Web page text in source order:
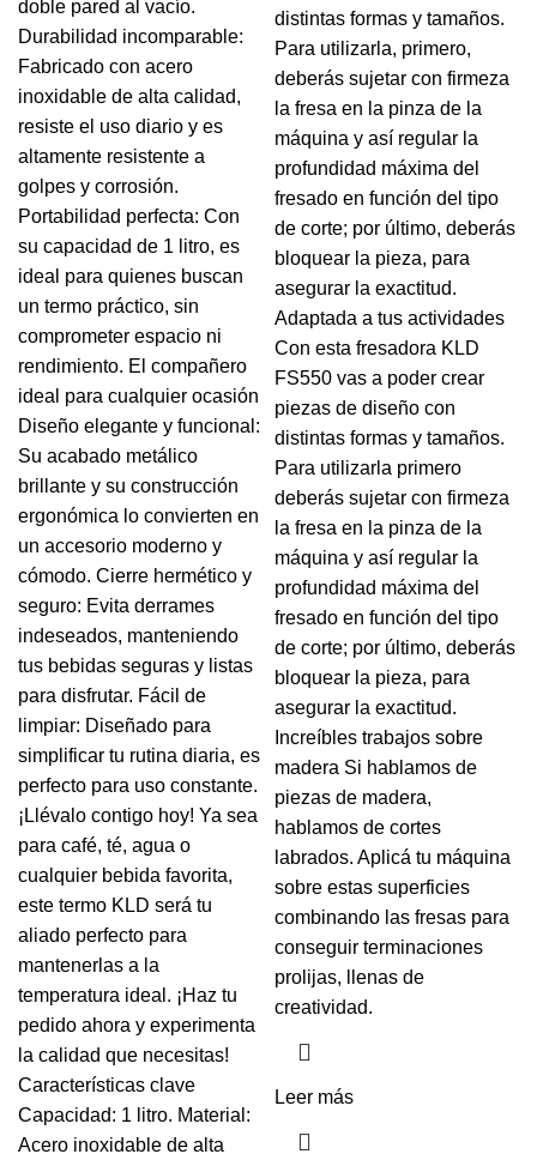
doble pared al vacío.
Durabilidad incomparable:
Fabricado con acero
inoxidable de alta calidad,
resiste el uso diario y es
altamente resistente a
golpes y corrosión.
Portabilidad perfecta: Con
su capacidad de 1 litro, es
ideal para quienes buscan
un termo práctico, sin
comprometer espacio ni
rendimiento. El compañero
ideal para cualquier ocasión
Diseño elegante y funcional:
Su acabado metálico
brillante y su construcción
ergonómica lo convierten en
un accesorio moderno y
cómodo. Cierre hermético y
seguro: Evita derrames
indeseados, manteniendo
tus bebidas seguras y listas
para disfrutar. Fácil de
limpiar: Diseñado para
simplificar tu rutina diaria, es
perfecto para uso constante.
¡Llévalo contigo hoy! Ya sea
para café, té, agua o
cualquier bebida favorita,
este termo KLD será tu
aliado perfecto para
mantenerlas a la
temperatura ideal. ¡Haz tu
pedido ahora y experimenta
la calidad que necesitas!
Características clave
Capacidad: 1 litro. Material:
Acero inoxidable de alta
distintas formas y tamaños.
Para utilizarla, primero,
deberás sujetar con firmeza
la fresa en la pinza de la
máquina y así regular la
profundidad máxima del
fresado en función del tipo
de corte; por último, deberás
bloquear la pieza, para
asegurar la exactitud.
Adaptada a tus actividades
Con esta fresadora KLD
FS550 vas a poder crear
piezas de diseño con
distintas formas y tamaños.
Para utilizarla primero
deberás sujetar con firmeza
la fresa en la pinza de la
máquina y así regular la
profundidad máxima del
fresado en función del tipo
de corte; por último, deberás
bloquear la pieza, para
asegurar la exactitud.
Increíbles trabajos sobre
madera Si hablamos de
piezas de madera,
hablamos de cortes
labrados. Aplicá tu máquina
sobre estas superficies
combinando las fresas para
conseguir terminaciones
prolijas, llenas de
creatividad.
Leer más